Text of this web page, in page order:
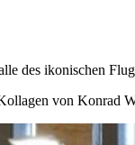
des ikonischen
von